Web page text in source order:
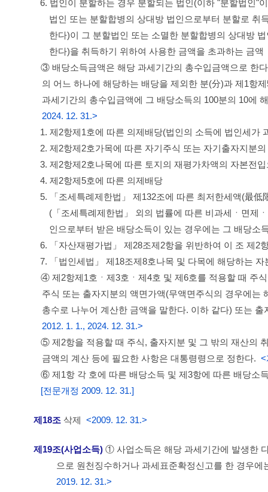
6. 법인이 분할하는 경우 분할되는 법인(이하 "분할법인"
법인 또는 분할합병의 상대방 법인으로부터 분할로 취
한다)이 그 분할법인 또는 소멸한 분할합병의 상대방
한다)을 취득하기 위하여 사용한 금액을 초과하는 금액
③ 배당소득금액은 해당 과세기간의 총수입금액으로 한
의 어느 하나에 해당하는 배당을 제외한 분(分)과 제1항
과세기간의 총수입금액에 그 배당소득의 100분의 10에
2024. 12. 31.>
1. 제2항제1호에 따른 의제배당(법인의 소득에 법인세가
2. 제2항제2호가목에 따른 자기주식 또는 자기출자지분
3. 제2항제2호나목에 따른 토지의 재평가차액의 자본전
4. 제2항제5호에 따른 의제배당
5. 「조세특례제한법」 제132조에 따른 최저한세액(最
(「조세특례제한법」 외의 법률에 따른 비과세ㆍ면제
인으로부터 받은 배당소득이 있는 경우에는 그 배당소
6. 「자산재평가법」 제28조제2항을 위반하여 이 조 제2
7. 「법인세법」 제18조제8호나목 및 다목에 해당하는
④ 제2항제1호ㆍ제3호ㆍ제4호 및 제6호를 적용할 때 주
주식 또는 출자지분의 액면가액(무액면주식의 경우에는
총수로 나누어 계산한 금액을 말한다. 이하 같다) 또는
2012. 1. 1., 2024. 12. 31.>
⑤ 제2항을 적용할 때 주식, 출자지분 및 그 밖의 재산의
금액의 계산 등에 필요한 사항은 대통령령으로 정한다. <
⑥ 제1항 각 호에 따른 배당소득 및 제3항에 따른 배당소
[전문개정 2009. 12. 31.]
제18조 삭제 <2009. 12. 31.>
제19조(사업소득) ① 사업소득은 해당 과세기간에 발생한
으로 원천징수하거나 과세표준확정신고를 한 경우
2019. 12. 31.>